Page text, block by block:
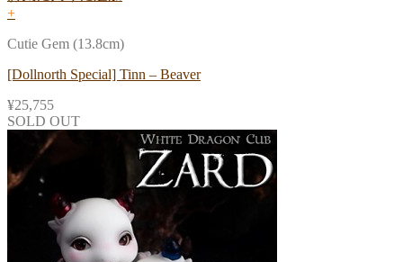
+
Cutie Gem (13.8cm)
[Dollnorth Special] Tinn – Beaver
¥25,755
SOLD OUT